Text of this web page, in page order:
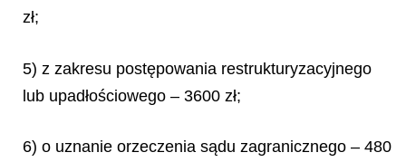
zł;
5) z zakresu postępowania restrukturyzacyjnego
lub upadłościowego – 3600 zł;
6) o uznanie orzeczenia sądu zagranicznego – 480